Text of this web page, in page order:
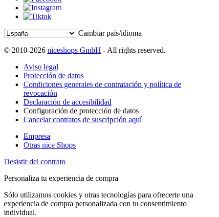
Cambiar país/idioma
© 2010-2026 niceshops GmbH - All rights reserved.
Aviso legal
Protección de datos
Condiciones generales de contratación y política de
revocación
Declaración de accesibilidad
Configuración de protección de datos
Cancelar contratos de suscripción aquí
Empresa
Otras nice Shops
Desistir del contrato
Personaliza tu experiencia de compra
Sólo utilizamos cookies y otras tecnologías para ofrecerte una
experiencia de compra personalizada con tu consentimiento
individual.